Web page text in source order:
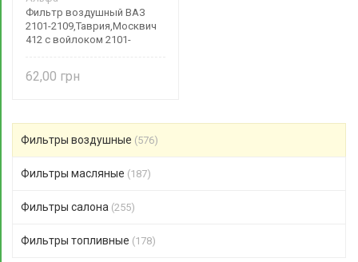
Фильтр воздушный ВАЗ
2101-2109,Таврия,Москвич
412 с войлоком 2101-
62,00
Фильтры воздушные (576)
Фильтры масляные (187)
Фильтры салона (255)
Фильтры топливные (178)